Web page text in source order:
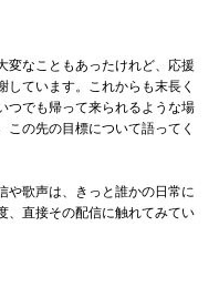
変なこともあったけれど、応援
しています。これからも末長く
つでも帰って来られるような場
この先の目標について語ってく
や歌声は、きっと誰かの日常に
、直接その配信に触れてみてい